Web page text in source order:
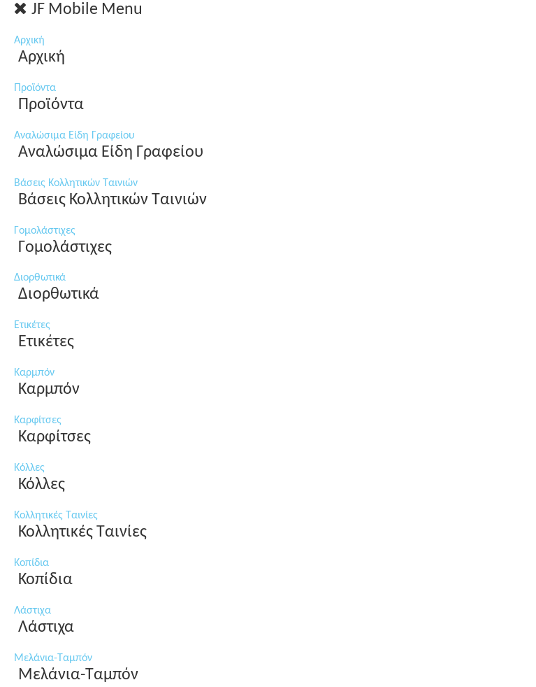
JF Mobile Menu
Αρχική
Αρχική
Προϊόντα
Προϊόντα
Αναλώσιμα Είδη Γραφείου
Αναλώσιμα Είδη Γραφείου
Βάσεις Κολλητικών Ταινιών
Βάσεις Κολλητικών Ταινιών
Γομολάστιχες
Γομολάστιχες
Διορθωτικά
Διορθωτικά
Ετικέτες
Ετικέτες
Καρμπόν
Καρμπόν
Καρφίτσες
Καρφίτσες
Κόλλες
Κόλλες
Κολλητικές Ταινίες
Κολλητικές Ταινίες
Κοπίδια
Κοπίδια
Λάστιχα
Λάστιχα
Μελάνια-Ταμπόν
Μελάνια-Ταμπόν